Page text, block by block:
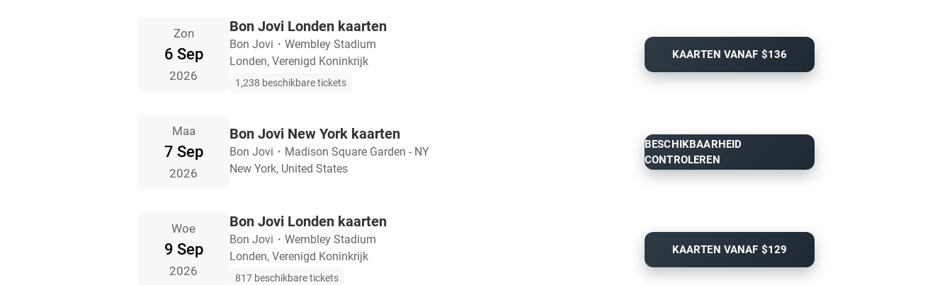
Zon
6 Sep
2026
Bon Jovi Londen kaarten
Bon Jovi ・ Wembley Stadium
Londen, Verenigd Koninkrijk
1,238 beschikbare tickets
KAARTEN VANAF $136
Maa
7 Sep
2026
Bon Jovi New York kaarten
Bon Jovi ・ Madison Square Garden - NY
New York, United States
BESCHIKBAARHEID
CONTROLEREN
Woe
9 Sep
2026
Bon Jovi Londen kaarten
Bon Jovi ・ Wembley Stadium
Londen, Verenigd Koninkrijk
817 beschikbare tickets
KAARTEN VANAF $129